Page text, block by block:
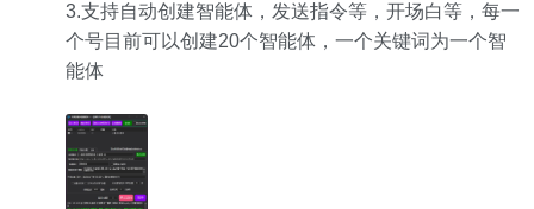
3.支持自动创建智能体，发送指令等，开场白等，每一
个号目前可以创建20个智能体，一个关键词为一个智
能体